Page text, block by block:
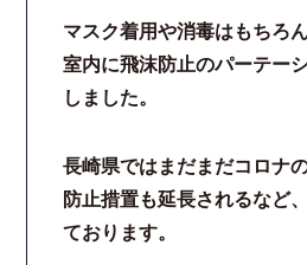
マスク着用や消毒はもちろ
室内に飛沫防止のパーテー
しました。
長崎県ではまだまだコロナ
防止措置も延長されるなど
ております。